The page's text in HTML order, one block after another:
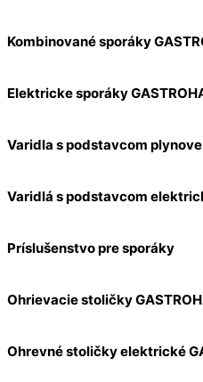
Kombinované sporáky
Elektricke sporáky
Varidla s podstavcom plynove
Varidlá s podstavcom
Príslušenstvo pre sporáky
Ohrievacie stoličky
Ohrevné stoličky elektrické